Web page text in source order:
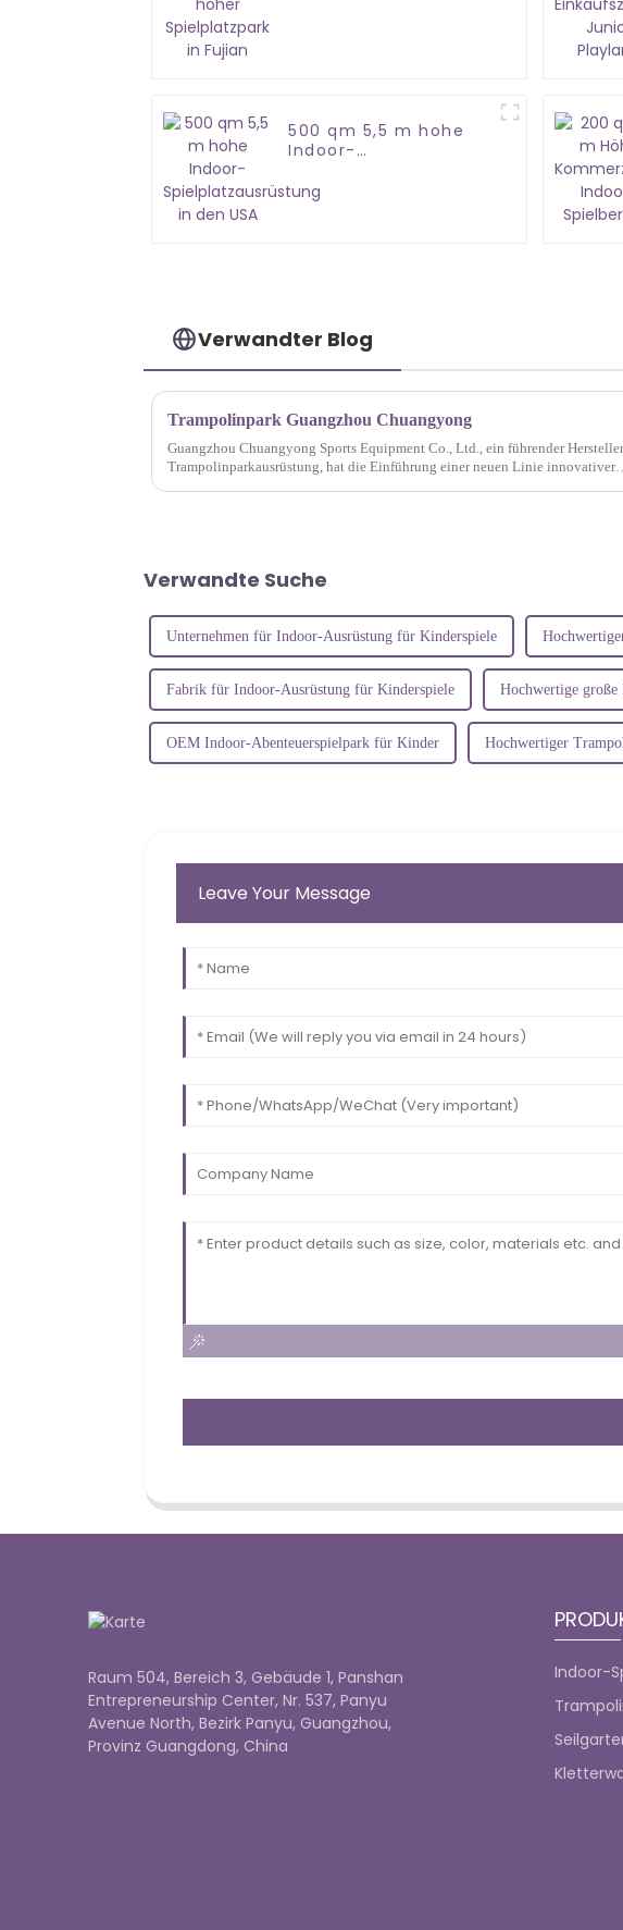
500 qm 5,5 m hohe
Indoor-
in den USA
Verwandter Blog
Trampolinpark Guangzhou Chuangyong
Guangzhou Chuangyong Sports Equipment Co., Ltd., ein führender
Trampolinparkausrüstung, hat die Einführung einer neuen Linie innovativer
Verwandte Suche
Unternehmen für Indoor-Ausrüstung für Kinderspiele
Fabrik für Indoor-Ausrüstung für Kinderspiele Hochwertige
OEM Indoor-Abenteuerspielpark für Kinder Hochwertiger
Leave Your Message
Raum 504, Bereich 3, Gebäude 1, Panshan
Entrepreneurship Center, Nr. 537, Panyu
Avenue North, Bezirk Panyu, Guangzhou,
Provinz Guangdong, China
Indoor-